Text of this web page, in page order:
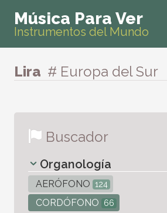
Música Para Ver
Instrumentos del Mundo
Lira # Europa del Sur
Buscador
Organología
AERÓFONO 124
CORDÓFONO 66